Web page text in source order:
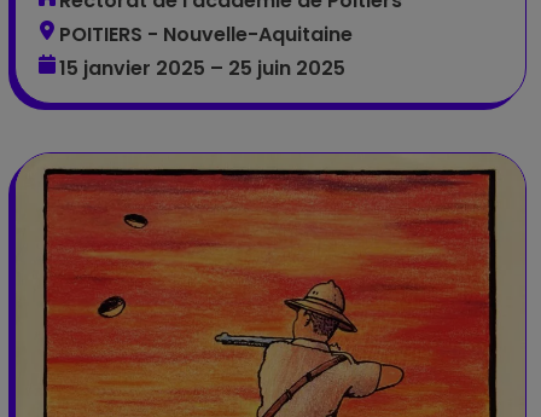
POITIERS - Nouvelle-Aquitaine
15 janvier 2025 – 25 juin 2025